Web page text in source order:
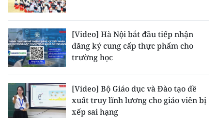
[Video] Hà Nội bắt đầu tiếp nhận
đăng ký cung cấp thực phẩm cho
trường học
[Video] Bộ Giáo dục và Đào tạo đề
xuất truy lĩnh lương cho giáo viên bị
xếp sai hạng